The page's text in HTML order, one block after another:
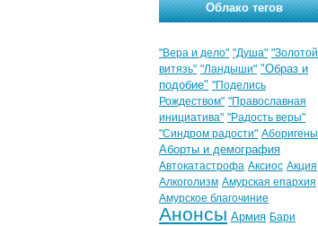
Облако тегов
"Вера и дело" "Душа" "Золотой
витязь" "Ландыши" "Образ и
подобие" "Поделись
Рождеством" "Православная
инициатива" "Радость веры"
"Синдром радости" Аборигены
Аборты и демография
Автокатастрофа Аксиос Акция
Алкоголизм Амурская епархия
Амурское благочиние
Анонсы Армия Бари